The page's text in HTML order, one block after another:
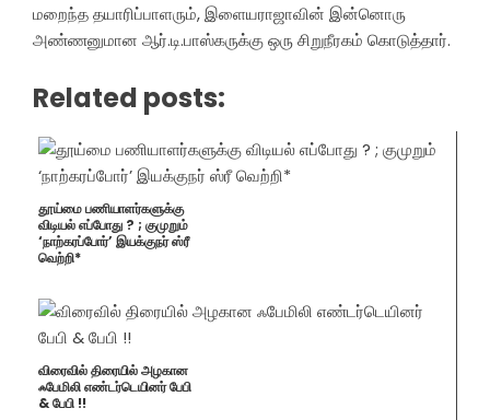
மறைந்த தயாரிப்பாளரும், இளையராஜாவின் இன்னொரு
அண்ணனுமான ஆர்.டி.பாஸ்கருக்கு ஒரு சிறுநீரகம் கொடுத்தார்.
Related posts:
தூய்மை பணியாளர்களுக்கு
விடியல் எப்போது ? ; குமுறும்
‘நாற்கரப்போர்’ இயக்குநர் ஸ்ரீ
வெற்றி*
விரைவில் திரையில் அழகான
ஃபேமிலி எண்டர்டெயினர் பேபி
& பேபி !!